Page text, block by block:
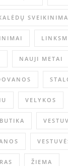
NAUJI METAI
VELYKOS
ŽIEMA